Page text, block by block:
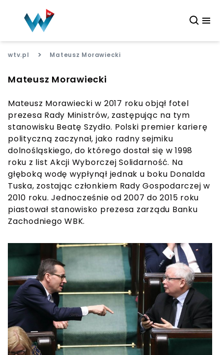
wtv.pl > Mateusz Morawiecki
Mateusz Morawiecki
Mateusz Morawiecki w 2017 roku objął fotel
prezesa Rady Ministrów, zastępując na tym
stanowisku Beatę Szydło. Polski premier karierę
polityczną zaczynał, jako radny sejmiku
dolnośląskiego, do którego dostał się w 1998
roku z list Akcji Wyborczej Solidarność. Na
głęboką wodę wypłynął jednak u boku Donalda
Tuska, zostając członkiem Rady Gospodarczej w
2010 roku. Jednocześnie od 2007 do 2015 roku
piastował stanowisko prezesa zarządu Banku
Zachodniego WBK.